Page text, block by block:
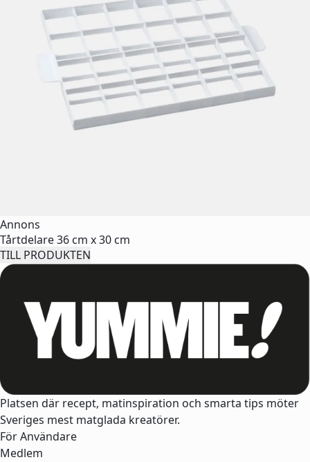
Annons
Tårtdelare 36 cm x 30 cm
TILL PRODUKTEN
Platsen där recept, matinspiration och smarta tips möter
Sveriges mest matglada kreatörer.
För Användare
Medlem